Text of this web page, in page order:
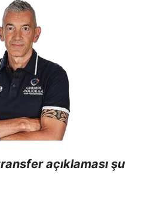
açıklaması şu